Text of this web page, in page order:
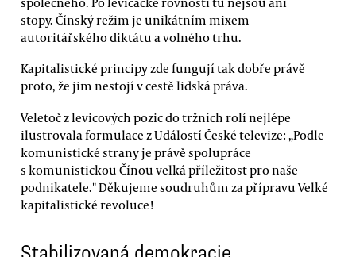
stopy. Čínský režim je unikátním mixem
autoritářského diktátu a volného trhu.
Kapitalistické principy zde fungují tak dobře právě
proto, že jim nestojí v cestě lidská práva.
Veletoč z levicových pozic do tržních rolí nejlépe
ilustrovala formulace z Událostí České televize: „Podle
komunistické strany je právě spolupráce
s komunistickou Čínou velká příležitost pro naše
podnikatele." Děkujeme soudruhům za přípravu Velké
kapitalistické revoluce!